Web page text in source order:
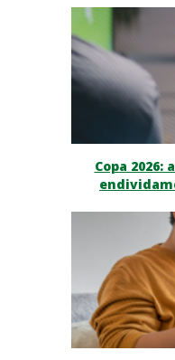
Copa 2026: